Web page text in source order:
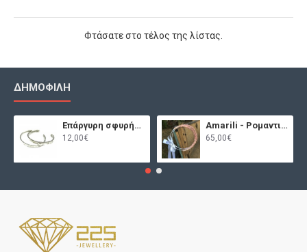
Φτάσατε στο τέλος της λίστας.
ΔΗΜΟΦΙΛΉ
Επάργυρη σφυρήλατη χειροπέδα
12,00€
Amarili - Ρομαντικά στέφανα γάμου
65,00€